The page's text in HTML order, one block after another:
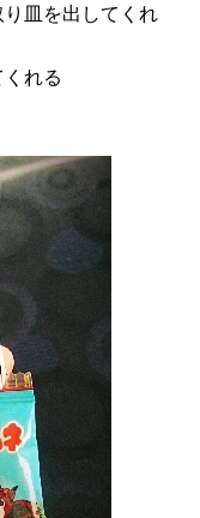
皿を出してくれ
れる